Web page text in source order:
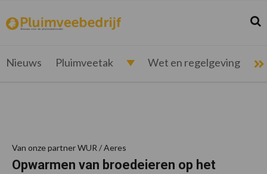
de
hoofdnavigatie
de
hoofd
de
eerste
de
voettekst
pluimveebedrijf.nl
Nieuws
pluimveehouder
Nieuws Pluimveetak Wet en regelgeving
Van onze partner WUR / Aeres
Opwarmen van broedeieren op het